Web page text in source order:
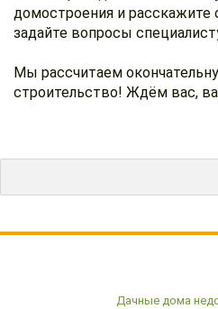
домостроения и расскажите
задайте вопросы
Мы рассчитаем
строительство! Ждём вас,
Дачные дома